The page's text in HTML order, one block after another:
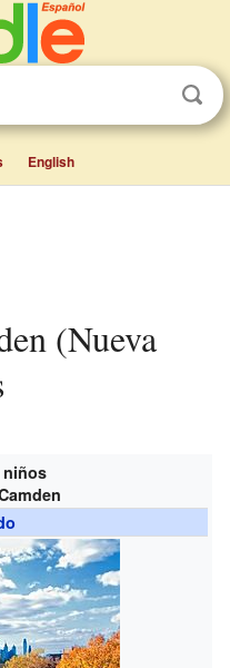
English
niños